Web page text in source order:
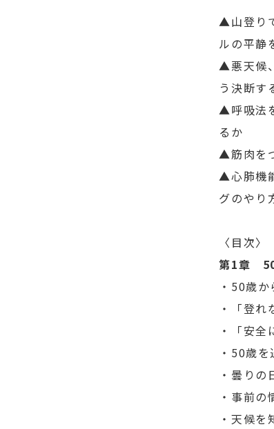
▲山登り
ルの平静
▲悪天候
う決断す
▲呼吸法
るか
▲筋肉を
▲心肺機
グのや
〈目次〉
第1章 50
・50歳
・「登れ
・「安
・50歳
・曇り
・事前
・天候